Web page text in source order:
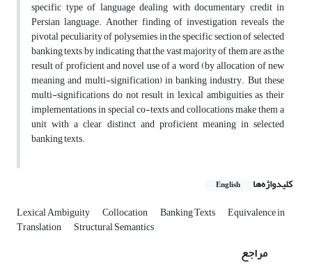
specific type of language dealing with documentary credit in
Persian language. Another finding of investigation reveals the
pivotal peculiarity of polysemies in the specific section of selected
banking texts by indicating that the vast majority of them are as the
result of proficient and novel use of a word (by allocation of new
meaning and multi-signification) in banking industry. But these
multi-significations do not result in lexical ambiguities as their
implementations in special co-texts and collocations make them a
unit with a clear, distinct and proficient meaning in selected
banking texts.
کلیدواژه‌ها English
Lexical Ambiguity Collocation Banking Texts Equivalence in
Translation Structural Semantics
مراجع